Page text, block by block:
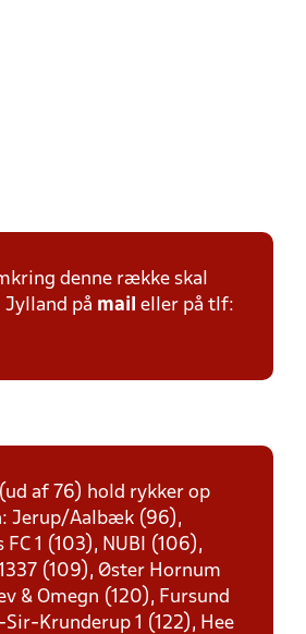
denne række skal
Jylland på mail eller på tlf:
af 76) hold rykker op
Jerup/Aalbæk (96),
FC 1 (103), NUBI (106),
(109), Øster Hornum
& Omegn (120), Fursund
Sir-Krunderup 1 (122), Hee